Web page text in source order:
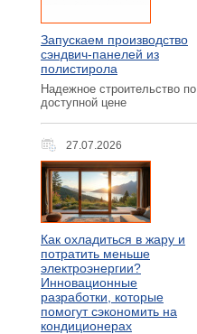
Запускаем производство
сэндвич-панелей из
полистирола
Надежное строительство по
доступной цене
27.07.2026
Как охладиться в жару и
потратить меньше
электроэнергии?
Инновационные
разработки, которые
помогут сэкономить на
кондиционерах